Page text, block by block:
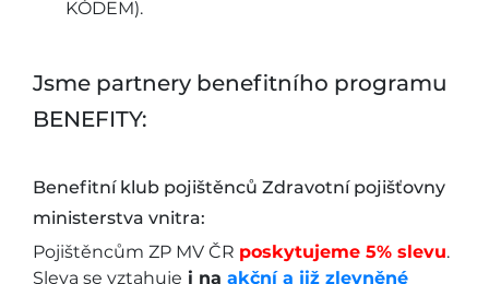
KÓDEM).
Jsme partnery benefitního programu
BENEFITY:
Benefitní klub pojištěnců Zdravotní pojišťovny
ministerstva vnitra:
Pojištěncům ZP MV ČR poskytujeme 5% slevu.
Sleva se vztahuje i na akční a již zlevněné